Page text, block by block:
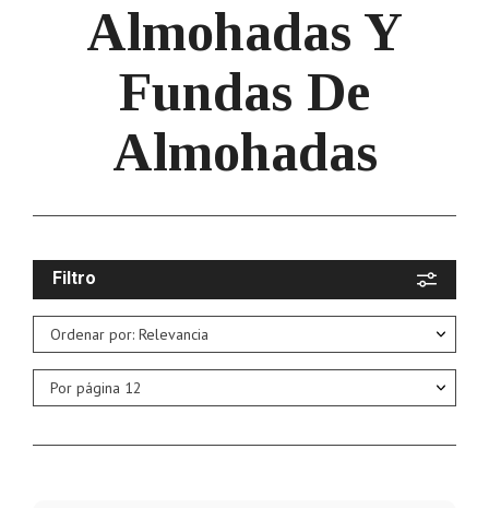
Almohadas Y
Fundas De
Almohadas
Filtro
Ordenar por: Relevancia
Por página 12